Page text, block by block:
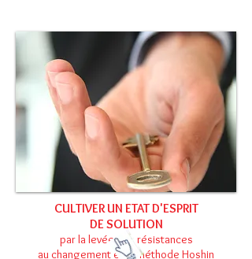
CULTIVER UN ETAT D'ESPRIT
DE SOLUTION
par la levée des résistances
au changement et la méthode Hoshin